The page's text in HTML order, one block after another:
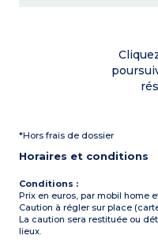
1 chambre avec 1 lit double
2 chambres avec 2 lits
simples (80 x 190 cm)
Salle d'eau avec douche,
étendoir à linge
A noter :
adultes + 1 enfant de moins
de 15 ans
- Le couchage dans le
séjour ne convient pas
pour un enfant de plus de
15 ans
*Hors frais de dossier
Horaires et conditions
Conditions :
Prix en euros, par mobil home
Caution à régler sur place
La caution sera restituée ou
lieux.